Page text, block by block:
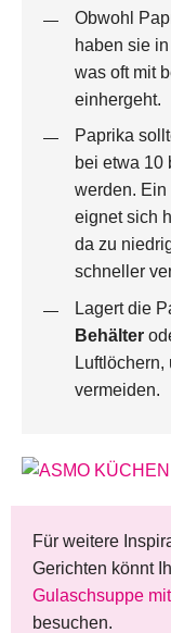
Obwohl
haben sie
was oft mit
einhergeht.​
Paprika
bei etwa 10
werden.
eignet sich
da zu
schneller
Lagert die
Behälter
Luftlöchern,
vermeiden. ​
Für weitere
Gerichten könnt
Gulaschsuppe
besuchen.